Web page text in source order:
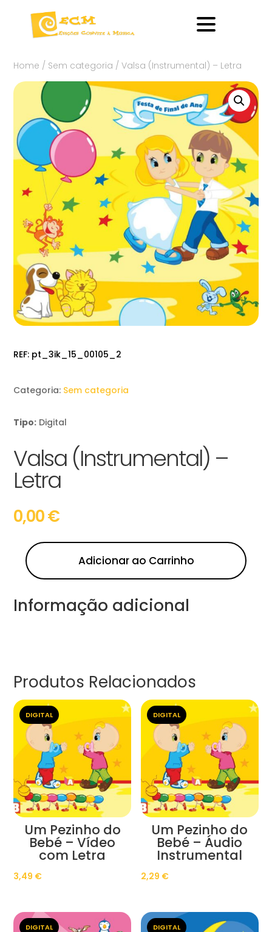
Home / Sem categoria / Valsa (Instrumental) – Letra
REF: pt_3ik_15_00105_2
Categoria: Sem categoria
Tipo: Digital
Valsa (Instrumental) –
Letra
0,00€
Adicionar ao Carrinho
Informação adicional
Produtos Relacionados
DIGITAL
Um Pezinho do
Bebé – Vídeo
com Letra
3,49 €
DIGITAL
Um Pezinho do
Bebé – Áudio
Instrumental
2,29 €
DIGITAL DIGITAL